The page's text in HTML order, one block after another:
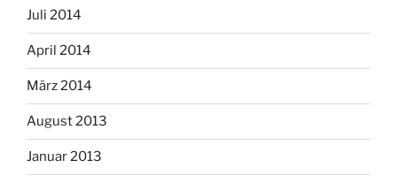
Juli 2014
April 2014
März 2014
August 2013
Januar 2013